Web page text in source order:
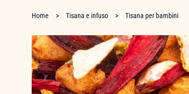
Home Tisana e infuso Tisana per bambini